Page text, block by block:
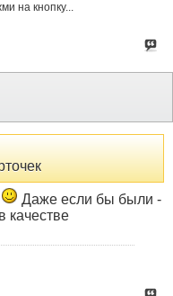
на кнопку...
Даже если бы были -
качестве